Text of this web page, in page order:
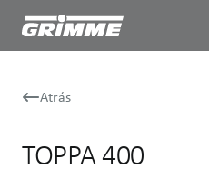
Atrás
TOPPA 400